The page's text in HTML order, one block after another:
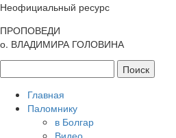
Неофициальный ресурс
ПРОПОВЕДИ
о. ВЛАДИМИРА ГОЛОВИНА
Главная
Паломнику
в Болгар
Видео